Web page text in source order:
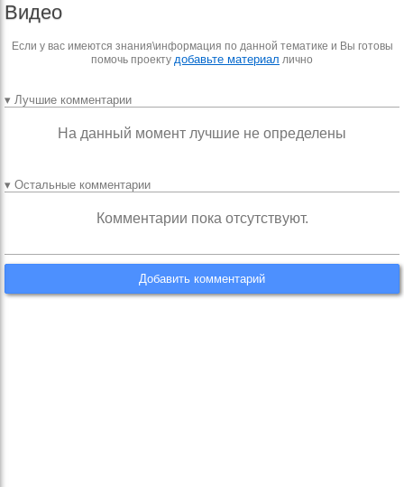
Видео
Если у вас имеются знания\информация по данной тематике и Вы готовы
помочь проекту добавьте материал лично
▾ Лучшие комментарии
На данный момент лучшие не определены
▾ Остальные комментарии
Комментарии пока отсутствуют.
Добавить комментарий